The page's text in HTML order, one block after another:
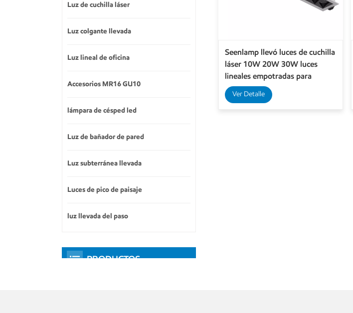
Seenlamp llevó luces de cuchilla
láser 10W 20W 30W luces
lineales empotradas para
iluminación interior
Ver Detalle
Luz de cuchilla láser
Luz colgante llevada
Luz lineal de oficina
Accesorios MR16 GU10
lámpara de césped led
Luz de bañador de pared
Luz subterránea llevada
Luces de pico de paisaje
luz llevada del paso
PRODUCTOS